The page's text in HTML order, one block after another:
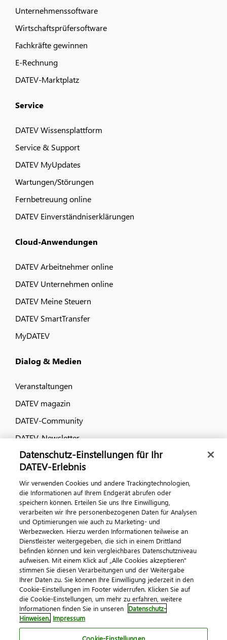
Unternehmenssoftware
Wirtschaftsprüfersoftware
Fachkräfte gewinnen
E-Rechnung
DATEV-Marktplatz
Service
DATEV Wissensplattform
Service & Support
DATEV MyUpdates
Wartungen/Störungen
Fernbetreuung online
DATEV Einverständniserklärungen
Cloud-Anwendungen
DATEV Arbeitnehmer online
DATEV Unternehmen online
DATEV Meine Steuern
DATEV SmartTransfer
MyDATEV
Dialog & Medien
Veranstaltungen
DATEV magazin
DATEV-Community
DATEV-Newsletter
Kontaktieren Sie uns
© 2026 DATEV eG
ImpressumDatenschutzAGB Kontakt
Cookie-Einstellungen
Datenschutz-Einstellungen für Ihr
DATEV-Erlebnis
Wir verwenden Cookies und andere Trackingtechnologien,
die Informationen auf Ihrem Endgerät abrufen oder
speichern können. Erteilen Sie uns Ihre Einwilligung,
verarbeiten wir Ihre personenbezogenen Daten für Analysen
und Optimierungen wie auch zu Marketing- und
Werbezwecken. Hierzu werden Informationen teilweise an
Dienstleister weitergegeben, die sich in einem Drittland
befinden können und kein vergleichbares Datenschutzniveau
aufweisen. Mit einem Klick auf „Alle Cookies akzeptieren"
stimmen Sie diesen Verarbeitungen und der Weitergabe
Ihrer Daten zu. Sie können Ihre Einwilligung jederzeit in den
Cookie-Einstellungen im Footer widerrufen. Klicken Sie auf
die Cookie-Einstellungen, um mehr zu erfahren, weitere
Informationen finden Sie in unseren Datenschutz-
Hinweisen. Impressum
Cookie-Einstellungen